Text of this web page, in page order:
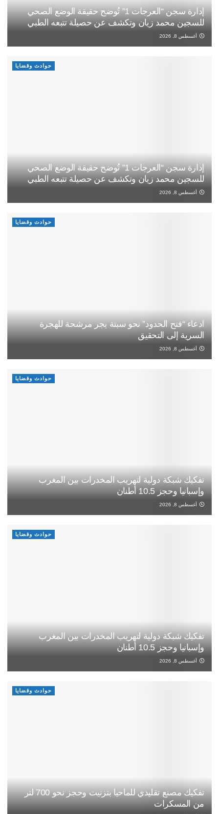
إدارة سجن “العرجات 1” تُوضح حقيقة الوضع الصحي
للسجين محمد زيان وتكشف عن حصيلة تتبعه الطبي
أغسطس 8, 2026
حوادث وقضايا
إدارة سجن “العرجات 1” تُوضح حقيقة الوضع الصحي
للسجين محمد زيان وتكشف عن حصيلة تتبعه الطبي
أغسطس 8, 2026
حوادث وقضايا
ادعاء “فتح الحدود” نحو سبتة يجر مرشحة للهجرة
السرية إلى التحقيق
أغسطس 8, 2026
حوادث وقضايا
تفكيك شبكة دولية لتهريب المخدرات بين المغرب
وإسبانيا وحجز 10.5 أطنان
أغسطس 8, 2026
حوادث وقضايا
تفكيك شبكة دولية لتهريب المخدرات بين المغرب
وإسبانيا وحجز 10.5 أطنان
أغسطس 8, 2026
حوادث وقضايا
تفكيك مصنع تقليدي للماحيا بتزنيت وحجز نحو 700 لتر
من المسكرات